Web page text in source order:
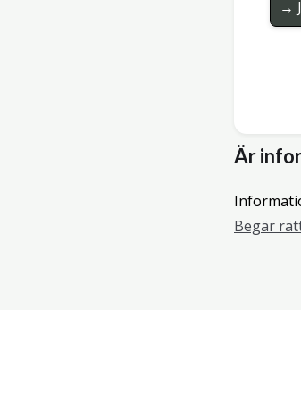
→
Är
Begär